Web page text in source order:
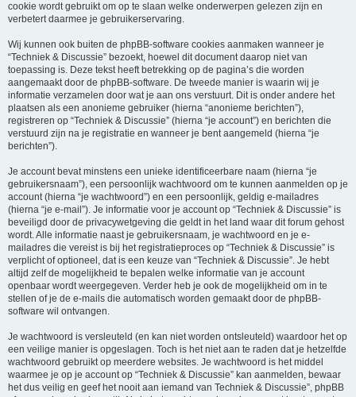
cookie wordt gebruikt om op te slaan welke onderwerpen gelezen zijn en
verbetert daarmee je gebruikerservaring.
Wij kunnen ook buiten de phpBB-software cookies aanmaken wanneer je
“Techniek & Discussie” bezoekt, hoewel dit document daarop niet van
toepassing is. Deze tekst heeft betrekking op de pagina’s die worden
aangemaakt door de phpBB-software. De tweede manier is waarin wij je
informatie verzamelen door wat je aan ons verstuurt. Dit is onder andere het
plaatsen als een anonieme gebruiker (hierna “anonieme berichten”),
registreren op “Techniek & Discussie” (hierna “je account”) en berichten die
verstuurd zijn na je registratie en wanneer je bent aangemeld (hierna “je
berichten”).
Je account bevat minstens een unieke identificeerbare naam (hierna “je
gebruikersnaam”), een persoonlijk wachtwoord om te kunnen aanmelden op je
account (hierna “je wachtwoord”) en een persoonlijk, geldig e-mailadres
(hierna “je e-mail”). Je informatie voor je account op “Techniek & Discussie” is
beveiligd door de privacywetgeving die geldt in het land waar dit forum gehost
wordt. Alle informatie naast je gebruikersnaam, je wachtwoord en je e-
mailadres die vereist is bij het registratieproces op “Techniek & Discussie” is
verplicht of optioneel, dat is een keuze van “Techniek & Discussie”. Je hebt
altijd zelf de mogelijkheid te bepalen welke informatie van je account
openbaar wordt weergegeven. Verder heb je ook de mogelijkheid om in te
stellen of je de e-mails die automatisch worden gemaakt door de phpBB-
software wil ontvangen.
Je wachtwoord is versleuteld (en kan niet worden ontsleuteld) waardoor het op
een veilige manier is opgeslagen. Toch is het niet aan te raden dat je hetzelfde
wachtwoord gebruikt op meerdere websites. Je wachtwoord is het middel
waarmee je op je account op “Techniek & Discussie” kan aanmelden, bewaar
het dus veilig en geef het nooit aan iemand van Techniek & Discussie”, phpBB